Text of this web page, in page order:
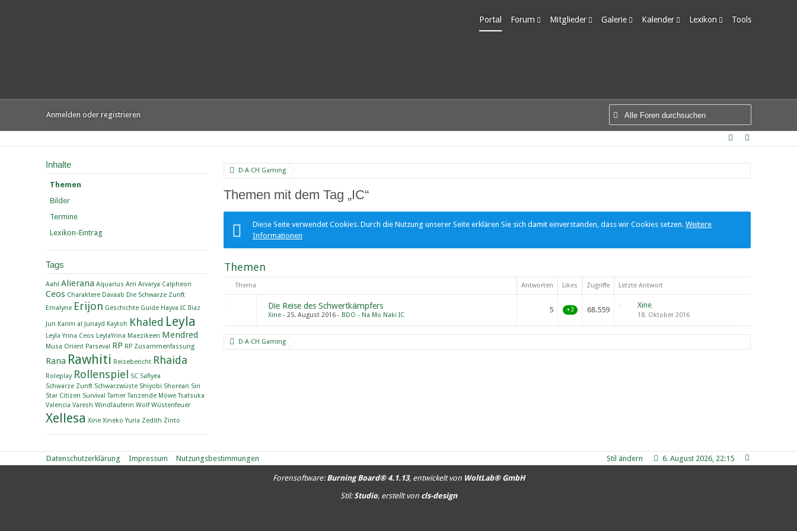
Anmelden oder registrieren
Portal Forum Mitglieder Galerie Kalender Lexikon Tools
Inhalte
Themen
Bilder
Termine
Lexikon-Eintrag
Tags
Aahl Alierana Aquarius Arri Arvarya Calpheon
Ceos Charaktere Davaab Die Schwarze Zunft
Emalyne Erijon Geschichte Guide Hayva IC Iliaz
Jun Karim al Junayd Kaytoh Khaled Leyla
Leyla Yrina Ceos LeylaYrina Maezikeen Mendred
Musa Orient Parseval RP RP Zusammenfassung
Rana Rawhiti Reisebericht Rhaida
Roleplay Rollenspiel SC Safiyea
Schwarze Zunft Schwarzwüste Shiyobi Shorean Siri
Star Citizen Survival Tamer Tanzende Möwe Tsatsuka
Valencia Varesh Windläuferin Wolf Wüstenfeuer
Xellesa Xine Xineko Yuria Zedith Zinto
D·A·CH Gaming
Themen mit dem Tag „IC“
Diese Seite verwendet Cookies. Durch die Nutzung unserer Seite erklären Sie sich damit einverstanden, dass wir Cookies setzen. Weitere
Informationen
Themen
Thema Antworten Likes Zugriffe Letzte Antwort
Die Reise des Schwertkämpfers
Xine 25. August 2016 BDO - Na Mo Naki IC
5 +3 68.559
Xine
18. Oktober 2016
D·A·CH Gaming
Datenschutzerklärung Impressum Nutzungsbestimmungen 6. August 2026, 22:15
Stil ändern
Forensoftware: Burning Board® 4.1.13, entwickelt von WoltLab® GmbH
Stil:Studio, erstellt von cls-design